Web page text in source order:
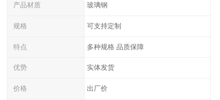
产品材质 玻璃钢
规格 可支持定制
特点 多种规格 品质保障
优势 实体发货
价格 出厂价